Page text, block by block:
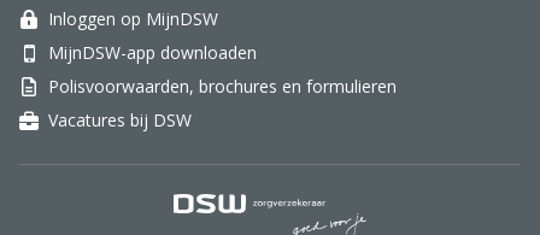
Inloggen op MijnDSW
MijnDSW-app downloaden
Polisvoorwaarden, brochures en formulieren
Vacatures bij DSW